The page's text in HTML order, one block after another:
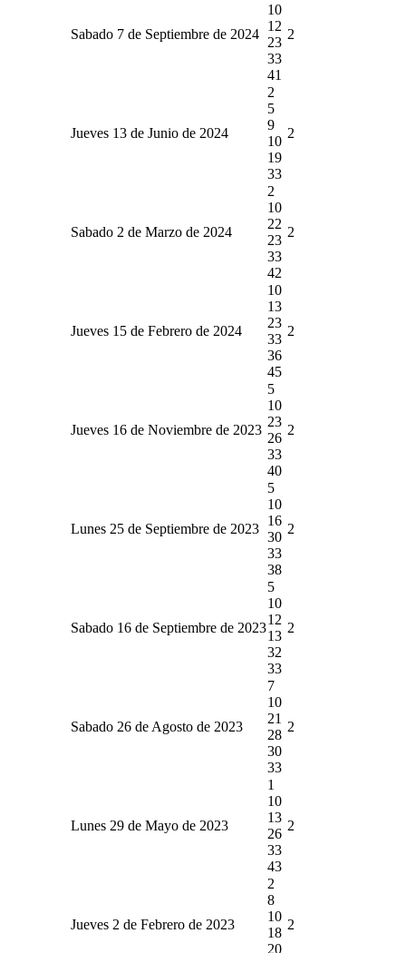
Sabado 7 de Septiembre de 2024
10
12
23
33
41
2
Jueves 13 de Junio de 2024
2
5
9
10
19
33
2
Sabado 2 de Marzo de 2024
2
10
22
23
33
42
2
Jueves 15 de Febrero de 2024
10
13
23
33
36
45
2
Jueves 16 de Noviembre de 2023
5
10
23
26
33
40
2
Lunes 25 de Septiembre de 2023
5
10
16
30
33
38
2
Sabado 16 de Septiembre de 2023
5
10
12
13
32
33
2
Sabado 26 de Agosto de 2023
7
10
21
28
30
33
2
Lunes 29 de Mayo de 2023
1
10
13
26
33
43
2
Jueves 2 de Febrero de 2023
2
8
10
18
20
2